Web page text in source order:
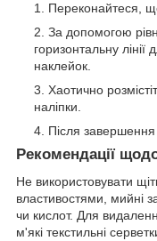
Переконайтеся,
За допомогою
горизонтальну
наклейок.
Хаотично
наліпки.
Після завершення
Рекомендації
Не використовувати
властивостями, мийні
чи кислот. Для
м'які текстильні